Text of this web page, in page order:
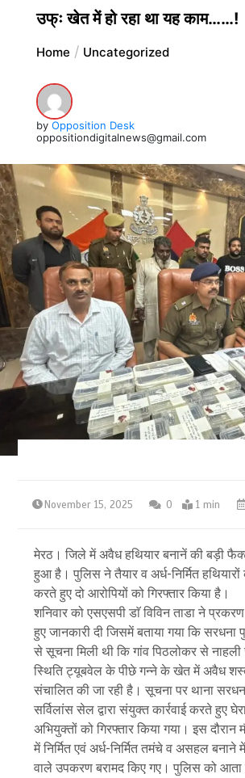
उफ्ः खेत में हो रहा था यह काम……!
Home Uncategorized
by Opposition Desk
oppositiondigitalnews@gmail.com
November 15, 2025 0 1 min
मेरठ। जिले में अवैध हथियार बनानें की बड़ी
हुआ है। पुलिस ने तैयार व अर्ध-निर्मित हथियारों
करते हुए दो आरोपियों को गिरफ्तार किया है।
शनिवार को एसएसपी डाॅ विविन ताडा ने
हुए जानकारी दी जिसमें बताया गया कि सरधना
से सूचना मिली थी कि गांव पिठलोकर से नाहली
स्थिति ट्यूबवेल के पीछे गन्ने के खेत में अवैध
संचालित की जा रही है। सूचना पर थाना
सर्विलांस सेल द्वारा संयुक्त कार्रवाई करते हुए
अभियुक्तों को गिरफ्तार किया गया। इस दौरान
में निर्मित एवं अर्ध-निर्मित तमंचे व असहल बनाने
वाले उपकरण बरामद किए गए। पुलिस को